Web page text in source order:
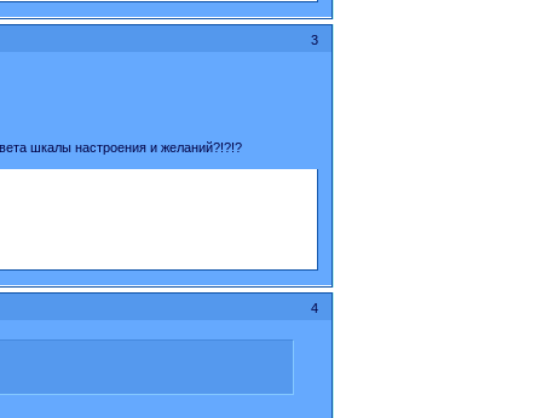
3
шкалы настроения и желаний?!?!?
4